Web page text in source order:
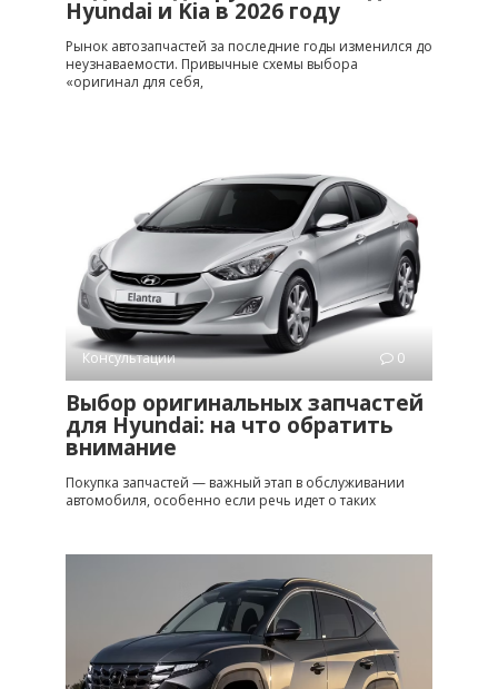
Hyundai и Kia в 2026 году
Рынок автозапчастей за последние годы изменился до
неузнаваемости. Привычные схемы выбора
«оригинал для себя,
Консультации 0
Выбор оригинальных запчастей
для Hyundai: на что обратить
внимание
Покупка запчастей — важный этап в обслуживании
автомобиля, особенно если речь идет о таких